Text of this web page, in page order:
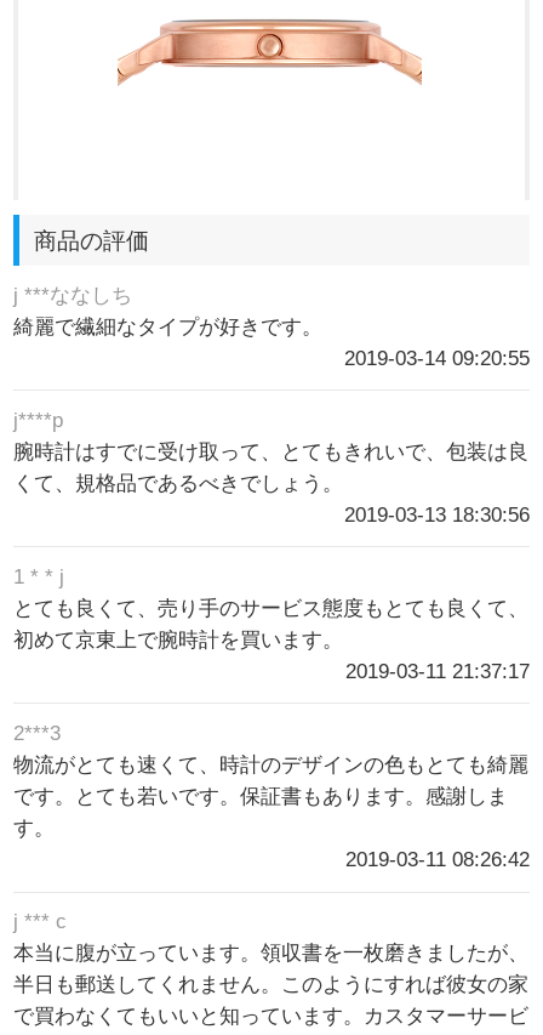
商品の評価
j ***ななしち
綺麗で繊細なタイプが好きです。
2019-03-14 09:20:55
j****p
腕時計はすでに受け取って、とてもきれいで、包装は良
くて、規格品であるべきでしょう。
2019-03-13 18:30:56
1 * * j
とても良くて、売り手のサービス態度もとても良くて、
初めて京東上で腕時計を買います。
2019-03-11 21:37:17
2***3
物流がとても速くて、時計のデザインの色もとても綺麗
です。とても若いです。保証書もあります。感謝しま
す。
2019-03-11 08:26:42
j *** c
本当に腹が立っています。領収書を一枚磨きましたが、
半日も郵送してくれません。このようにすれば彼女の家
で買わなくてもいいと知っています。カスタマーサービ